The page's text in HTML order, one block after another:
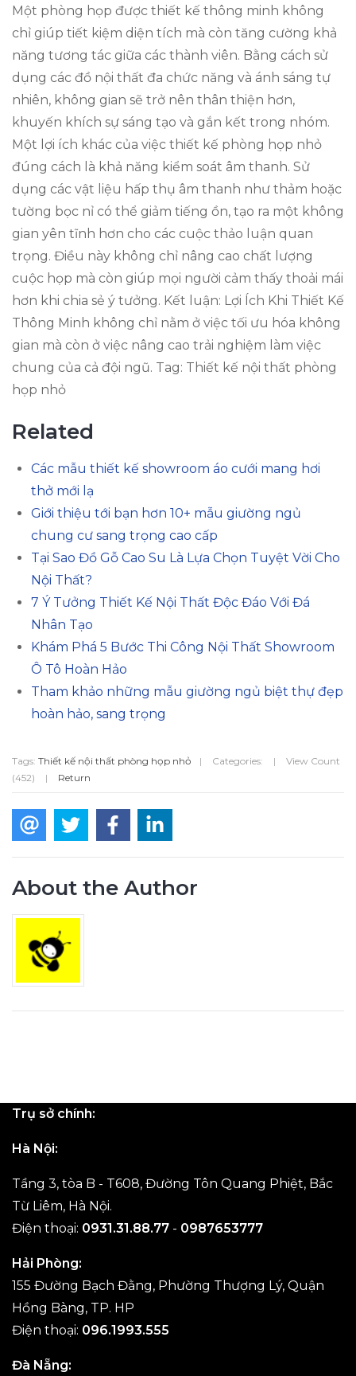
Một phòng họp được thiết kế thông minh không
chỉ giúp tiết kiệm diện tích mà còn tăng cường khả
năng tương tác giữa các thành viên. Bằng cách sử
dụng các đồ nội thất đa chức năng và ánh sáng tự
nhiên, không gian sẽ trở nên thân thiện hơn,
khuyến khích sự sáng tạo và gắn kết trong nhóm.
Một lợi ích khác của việc thiết kế phòng họp nhỏ
đúng cách là khả năng kiểm soát âm thanh. Sử
dụng các vật liệu hấp thụ âm thanh như thảm hoặc
tường bọc nỉ có thể giảm tiếng ồn, tạo ra một không
gian yên tĩnh hơn cho các cuộc thảo luận quan
trọng. Điều này không chỉ nâng cao chất lượng
cuộc họp mà còn giúp mọi người cảm thấy thoải mái
hơn khi chia sẻ ý tưởng. Kết luận: Lợi Ích Khi Thiết Kế
Thông Minh không chỉ nằm ở việc tối ưu hóa không
gian mà còn ở việc nâng cao trải nghiệm làm việc
chung của cả đội ngũ. Tag: Thiết kế nội thất phòng
họp nhỏ
Related
Các mẫu thiết kế showroom áo cưới mang hơi
thở mới lạ
Giới thiệu tới bạn hơn 10+ mẫu giường ngủ
chung cư sang trọng cao cấp
Tại Sao Đồ Gỗ Cao Su Là Lựa Chọn Tuyệt Vời Cho
Nội Thất?
7 Ý Tưởng Thiết Kế Nội Thất Độc Đáo Với Đá
Nhân Tạo
Khám Phá 5 Bước Thi Công Nội Thất Showroom
Ô Tô Hoàn Hảo
Tham khảo những mẫu giường ngủ biệt thự đẹp
hoàn hảo, sang trọng
Tags: Thiết kế nội thất phòng họp nhỏ | Categories: |
View Count
(452)
| Return
About the Author
Trụ sở chính:
Hà Nội:
Tầng 3, tòa B - T608, Đường Tôn Quang Phiệt, Bắc
Từ Liêm, Hà Nội.
Điện thoại: 0931.31.88.77 - 0987653777
Hải Phòng:
155 Đường Bạch Đằng, Phường Thượng Lý, Quận
Hồng Bàng, TP. HP
Điện thoại: 096.1993.555
Đà Nẵng: